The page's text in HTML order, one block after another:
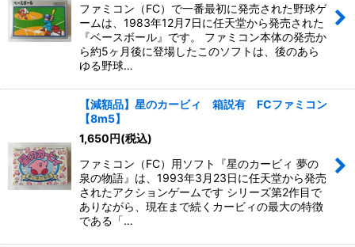
ファミコン（FC）で一番最初に発売された野球ゲ
ームは、1983年12月7日に任天堂から発売された
『ベースボール』です。 ファミコン本体の発売か
ら約5ヶ月後に登場したこのソフトは、後のあら
ゆる野球…
【減額品】星のカービィ 箱説有 FCファミコン
【8m5】
1,650円(税込)
ファミコン（FC）用ソフト『星のカービィ 夢の
泉の物語』は、1993年3月23日に任天堂から発売
されたアクションゲームです シリーズ第2作目で
ありながら、現在まで続くカービィの最大の特徴
である「…